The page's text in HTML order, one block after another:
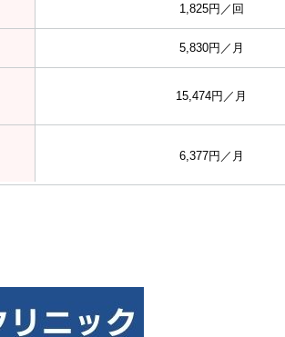
1,825円／回
5,830円／月
15,474円／月
6,377円／月